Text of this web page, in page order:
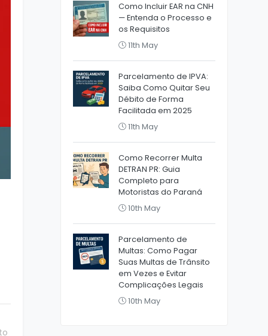
Como Incluir EAR na CNH
— Entenda o Processo e
os Requisitos
11th May
Parcelamento de IPVA:
Saiba Como Quitar Seu
Débito de Forma
Facilitada em 2025
11th May
Como Recorrer Multa
DETRAN PR: Guia
Completo para
Motoristas do Paraná
10th May
Parcelamento de
Multas: Como Pagar
Suas Multas de Trânsito
em Vezes e Evitar
Complicações Legais
10th May